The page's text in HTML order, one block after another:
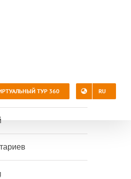
ТУР 360 RU